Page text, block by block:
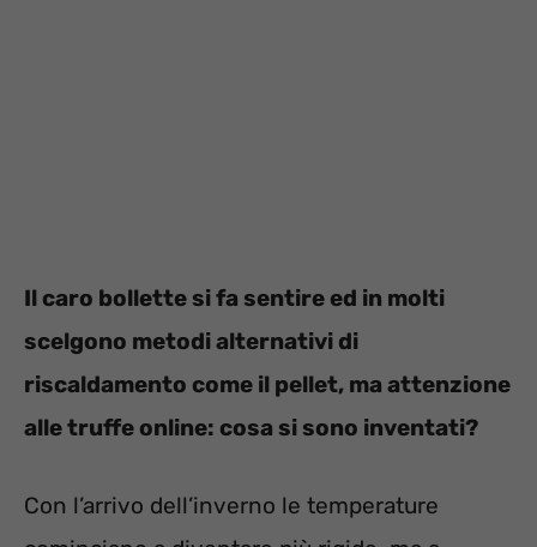
Il caro bollette si fa sentire ed in molti
scelgono metodi alternativi di
riscaldamento come il pellet, ma attenzione
alle truffe online: cosa si sono inventati?
Con l’arrivo dell’inverno le temperature